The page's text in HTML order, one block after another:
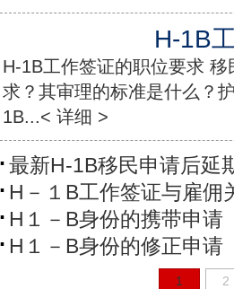
H-1B
H-1B工作签证的职位要求
求？其审理的标准是什么？
1B...< 详细 >
最新H-1B移民申请后延
H－１B工作签证与雇佣
H１－B身份的携带申请
H１－B身份的修正申请
1 2